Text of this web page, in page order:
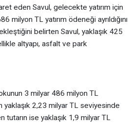
eden Savul, gelecekte yatırım için
milyon TL yatırım ödeneği ayrıldığını
belirten Savul, yaklaşık 425
altyapı, asfalt ve park
3 milyar 486 milyon TL
yaklaşık 2,23 milyar TL seviyesinde
tutarın ise yaklaşık 1,9 milyar TL